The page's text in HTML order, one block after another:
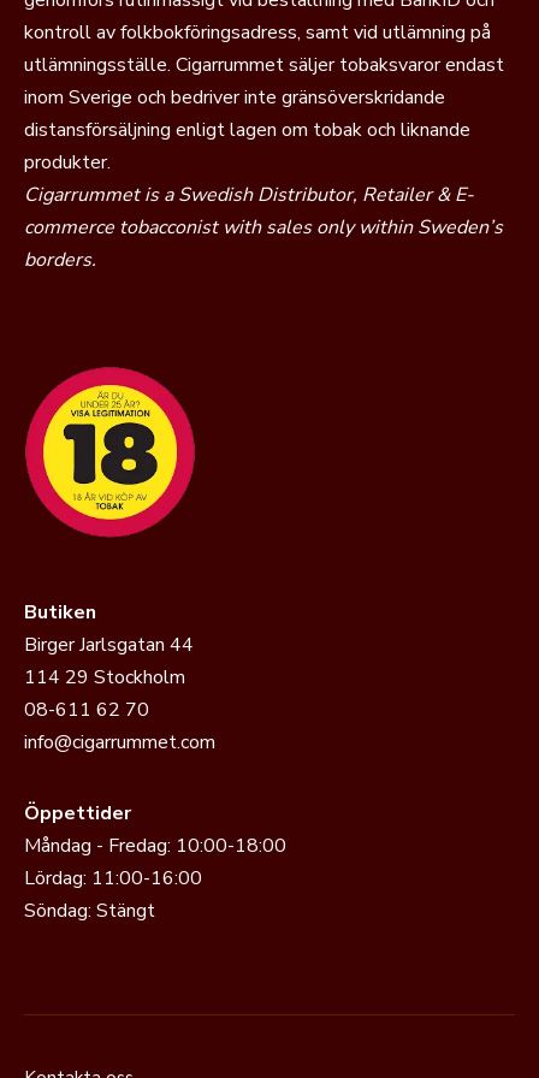
A.J. Fernandez - en fantastisk producent
Abdel Jaime Fernández, eller A.J. Fernandez producerar
både egna serier och kontraktstillverkade cigarrer åt
externa varumärken. I samarbetet med Houvenaghel
används Fernandez produktionsresurser för rullning av
serierna, där Houvenaghel ansvarar för blenden och
konceptet, medan Fernandez står för den praktiska
det nicaraguanska segmentet. Profilen är medium till
medium-full med fokus på balans och ett klassiskt
uttryck. Varumärket riktar sig till rökare som söker en
modern premiumcigarr med traditionell karaktär.
kontroll av folkbokföringsadress, samt vid utlämning på
utlämningsställe. Cigarrummet säljer tobaksvaror endast
inom Sverige och bedriver inte gränsöverskridande
distansförsäljning enligt lagen om tobak och liknande
produkter.
Cigarrummet is a Swedish Distributor, Retailer & E-
commerce tobacconist with sales only within Sweden’s
borders.
Butiken
Birger Jarlsgatan 44
114 29 Stockholm
08-611 62 70
info@cigarrummet.com
Öppettider
Måndag - Fredag: 10:00-18:00
Lördag: 11:00-16:00
Söndag: Stängt